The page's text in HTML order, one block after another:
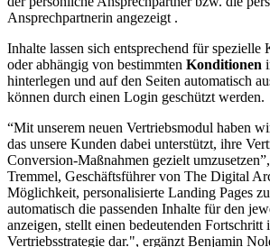
Ansprechpartnerin angezeigt .
Inhalte lassen sich entsprechend für spezielle
oder abhängig von bestimmten Konditionen
hinterlegen und auf den Seiten automatisch
können durch einen Login geschützt werden.
“Mit unserem neuen Vertriebsmodul haben
das unsere Kunden dabei unterstützt, ihre
Conversion-Maßnahmen gezielt
Tremmel, Geschäftsführer von The Digital
Möglichkeit, personalisierte Landing Pages
automatisch die passenden Inhalte für den
anzeigen, stellt einen bedeutenden Fortschritt
Vertriebsstrategie dar.", ergänzt Benjamin